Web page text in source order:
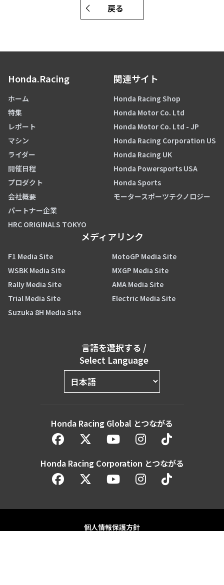
戻る
Honda.Racing
ホーム
特集
レポート
マシン
ライダー
開催日程
プロダクト
会社概要
パートナー企業
HRC ORIGINALS TOKYO
関連サイト
Honda Racing Shop
Honda Motor Co. Ltd
Honda Motor Co. Ltd - JP
Honda Racing Corporation US
Honda Racing UK
Honda Powersports USA
Honda Sports
モータースポーツテクノロジー
メディアリンク
F1 Media Site
MotoGP Media Site
WSBK Media Site
MXGP Media Site
Rally Media Site
AMA Media Site
Trial Media Site
Electric Media Site
Suzuka 8H Media Site
言語を選択する /
Select Language
Honda Racing Global とつながる
Honda Racing Corporation とつながる
個人情報保護方針